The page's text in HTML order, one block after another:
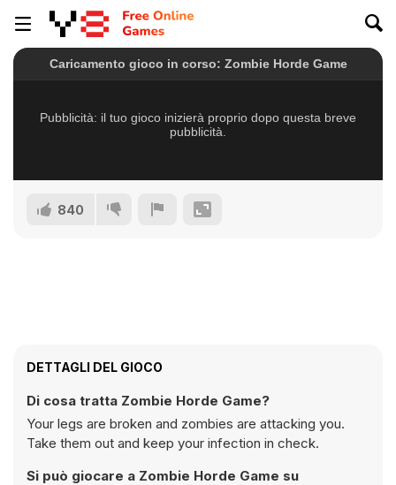
840
DETTAGLI DEL GIOCO
Di cosa tratta Zombie Horde Game?
Your legs are broken and zombies are attacking you.
Take them out and keep your infection in check.
Si può giocare a Zombie Horde Game su